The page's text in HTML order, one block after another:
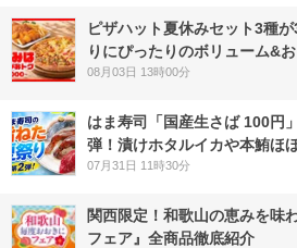
ピザハット夏休みセット3種
りにぴったりのボリューム&
08月03日 13時00分
はま寿司「国産生さば 100円
弾！漬けホタルイカや本鮪ほ
07月31日 11時30分
関西限定！和歌山の恵みを味
フェア』全商品徹底紹介